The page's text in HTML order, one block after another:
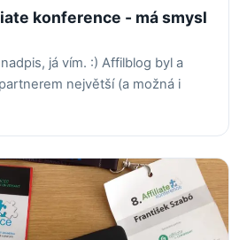
konference - má smysl
já vím. :) Affilblog byl a
největší (a možná i